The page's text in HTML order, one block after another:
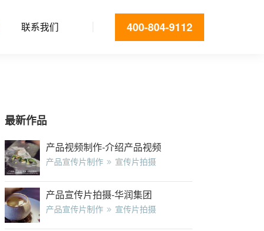
联系我们 400-804-9112
最新作品
产品视频制作-介绍产品视频
产品宣传片制作 宣传片拍摄
产品宣传片拍摄-华润集团
产品宣传片制作 宣传片拍摄